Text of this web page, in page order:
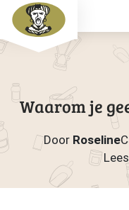
Waarom je
Door Roseline